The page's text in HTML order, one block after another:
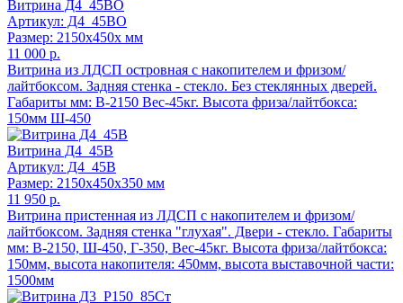
Витрина Д4_45ВО
Артикул: Д4_45ВО
Размер: 2150x450x мм
11 000 р.
Витрина из ЛДСП островная с накопителем и фризом/
лайтбоксом. Задняя стенка - стекло. Без стеклянных дверей.
Габариты мм: В-2150 Вес-45кг. Высота фриза/лайтбокса:
150мм Ш-450
Витрина Д4_45В
Артикул: Д4_45В
Размер: 2150x450x350 мм
11 950 р.
Витрина пристенная из ЛДСП с накопителем и фризом/
лайтбоксом. Задняя стенка "глухая". Двери - стекло. Габариты
мм: В-2150, Ш-450, Г-350, Вес-45кг. Высота фриза/лайтбокса:
150мм, высота накопителя: 450мм, высота выставочной части:
1500мм